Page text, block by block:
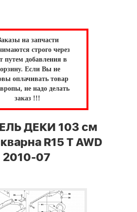
на запчасти
строго через
путем добавления в
Если Вы не
оплачивать товар
не надо делать
заказ !!!
ДЕКИ 103 см
R15 T AWD
2010-07